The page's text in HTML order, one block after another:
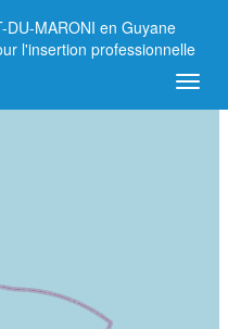
DU-MARONI en Guyane
l'insertion professionnelle